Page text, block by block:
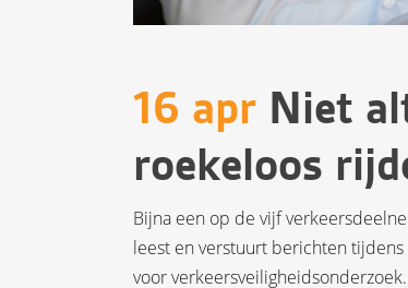
16 apr Niet
roekeloos
Bijna een op de vijf
leest en verstuurt berichten
voor